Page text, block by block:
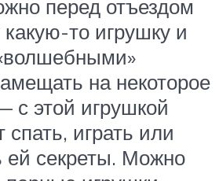
перед отъездом
то игрушку и
на некоторое
этой игрушкой
играть или
ей секреты. Можно